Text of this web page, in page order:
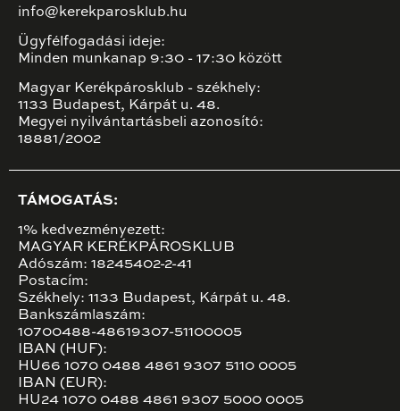
info@kerekparosklub.hu
Ügyfélfogadási ideje:
Minden munkanap 9:30 - 17:30 között
Magyar Kerékpárosklub - székhely:
1133 Budapest, Kárpát u. 48.
Megyei nyilvántartásbeli azonosító:
18881/2002
TÁMOGATÁS:
1% kedvezményezett:
MAGYAR KERÉKPÁROSKLUB
Adószám: 18245402-2-41
Postacím:
Székhely: 1133 Budapest, Kárpát u. 48.
Bankszámlaszám:
10700488-48619307-51100005
IBAN (HUF):
HU66 1070 0488 4861 9307 5110 0005
IBAN (EUR):
HU24 1070 0488 4861 9307 5000 0005